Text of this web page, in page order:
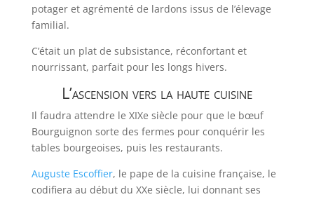
potager et agrémenté de lardons issus de l’élevage
familial.
C’était un plat de subsistance, réconfortant et
nourrissant, parfait pour les longs hivers.
L’ascension vers la haute cuisine
Il faudra attendre le XIXe siècle pour que le bœuf
Bourguignon sorte des fermes pour conquérir les
tables bourgeoises, puis les restaurants.
Auguste Escoffier, le pape de la cuisine française, le
codifiera au début du XXe siècle, lui donnant ses